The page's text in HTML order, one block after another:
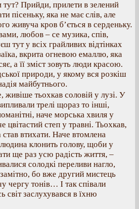
Прийди, прилети в зелений
пісеньку, яка не має слів, але
живуча кров б’ється в серденьку.
любов – се музика, спів,
тут у всіх грайливих відтінках
вкрита огневою емаллю, яка
а її зміст зовуть люди красою.
природи, у якому вся розкіш
майбутнього.
живіше тьохкав соловій у лузі. У
трелі щораз то інші,
наче морська хвиля у
цвітастий степ у травні. Тьохкав,
втихати. Наче втомлена
клонить голову, щоби у
ще раз усю радість життя, –
солодкі переливи нагло,
бо вже другий мистець
чергу тонів… І так співали
світ заслухувався в їхню